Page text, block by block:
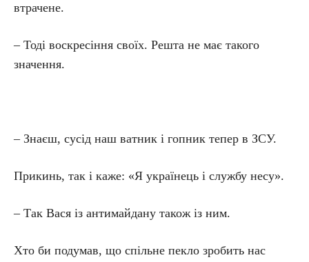
втрачене.
– Тоді воскресіння своїх. Решта не має такого
значення.
– Знаєш, сусід наш ватник і гопник тепер в ЗСУ.
Прикинь, так і каже: «Я українець і службу несу».
– Так Вася із антимайдану також із ним.
Хто би подумав, що спільне пекло зробить нас